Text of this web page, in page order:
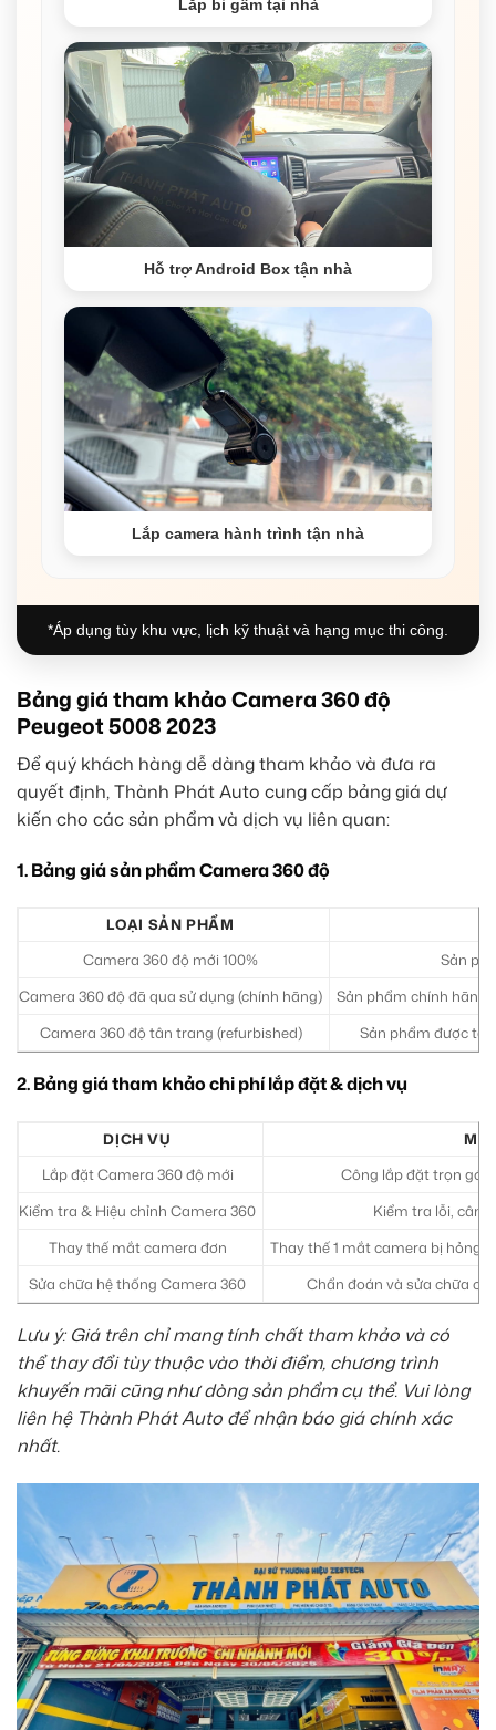
Lắp bi gầm tại nhà
Hỗ trợ Android Box tận nhà
Lắp camera hành trình tận nhà
*Áp dụng tùy khu vực, lịch kỹ thuật và hạng mục thi công.
Bảng giá tham khảo Camera 360 độ
Peugeot 5008 2023
Để quý khách hàng dễ dàng tham khảo và đưa ra
quyết định, Thành Phát Auto cung cấp bảng giá dự
kiến cho các sản phẩm và dịch vụ liên quan:
1. Bảng giá sản phẩm Camera 360 độ
LOẠI SẢN PHẨM
Camera 360 độ mới 100%
Sản
Camera 360 độ đã qua sử dụng (chính hãng)
Sản phẩm chính
Camera 360 độ tân trang (refurbished)
Sản phẩm được
2. Bảng giá tham khảo chi phí lắp đặt & dịch vụ
DỊCH VỤ
MÔ
Lắp đặt Camera 360 độ mới
Công lắp đặt trọn gói,
Kiểm tra & Hiệu chỉnh Camera 360
Kiểm tra lỗi, cân
Thay thế mắt camera đơn
Thay thế 1 mắt camera bị hỏng.
Sửa chữa hệ thống Camera 360
Chẩn đoán và sửa chữa
Lưu ý: Giá trên chỉ mang tính chất tham khảo và có
thể thay đổi tùy thuộc vào thời điểm, chương trình
khuyến mãi cũng như dòng sản phẩm cụ thể. Vui lòng
liên hệ Thành Phát Auto để nhận báo giá chính xác
nhất.